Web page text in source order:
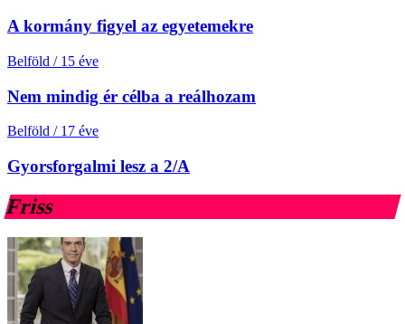
A kormány figyel az egyetemekre
Belföld / 15 éve
Nem mindig ér célba a reálhozam
Belföld / 17 éve
Gyorsforgalmi lesz a 2/A
Friss